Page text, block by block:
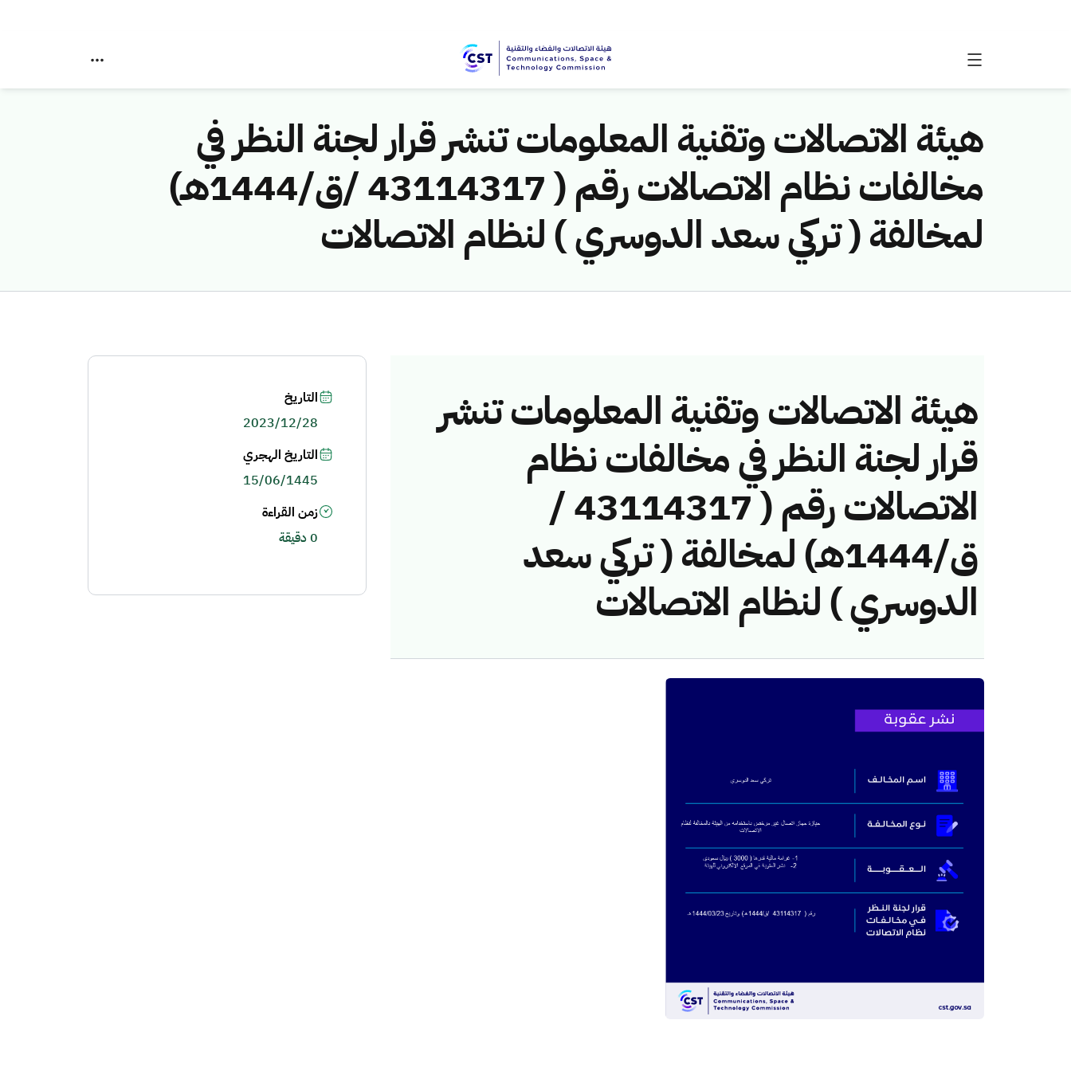
هيئة الاتصالات وتقنية المعلومات تنشر قرار لجنة النظر في
مخالفات نظام الاتصالات رقم ( 43114317 /ق/1444هـ)
لمخالفة ( تركي سعد الدوسري ) لنظام الاتصالات
هيئة الاتصالات وتقنية المعلومات تنشر
قرار لجنة النظر في مخالفات نظام
الاتصالات رقم ( 43114317 /
ق/1444هـ) لمخالفة ( تركي سعد
الدوسري ) لنظام الاتصالات
التاريخ
2023/12/28
التاريخ الهجري
15/06/1445
زمن القراءة
0 دقيقة